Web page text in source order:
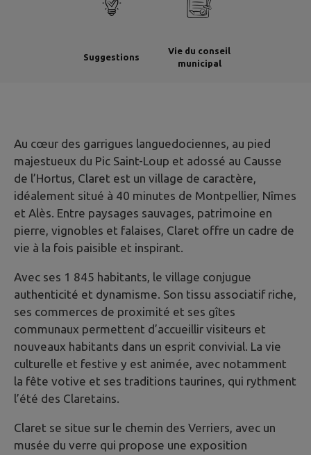
Suggestions
Vie du conseil
municipal
Au cœur des garrigues languedociennes, au pied
majestueux du Pic Saint-Loup et adossé au Causse
de l’Hortus, Claret est un village de caractère,
idéalement situé à 40 minutes de Montpellier, Nîmes
et Alès. Entre paysages sauvages, patrimoine en
pierre, vignobles et falaises, Claret offre un cadre de
vie à la fois paisible et inspirant.
Avec ses 1 845 habitants, le village conjugue
authenticité et dynamisme. Son tissu associatif riche,
ses commerces de proximité et ses gîtes
communaux permettent d’accueillir visiteurs et
nouveaux habitants dans un esprit convivial. La vie
culturelle et festive y est animée, avec notamment
la fête votive et ses traditions taurines, qui rythment
l’été des Claretains.
Claret se situe sur le chemin des Verriers, avec un
musée du verre qui propose une exposition